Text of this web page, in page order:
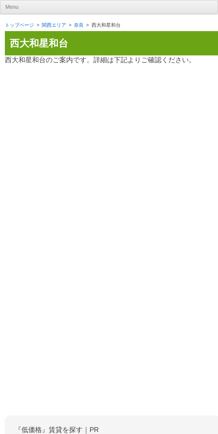
UR賃貸住宅ナビ
Menu
トップページ 関西エリア 奈良 西大和星和台
西大和星和台
西大和星和台のご案内です。詳細は下記よりご確認ください。
『低価格』賃貸を探す｜PR